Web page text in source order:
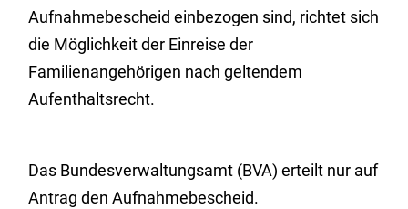
Aufnahmebescheid einbezogen sind, richtet sich
die Möglichkeit der Einreise der
Familienangehörigen nach geltendem
Aufenthaltsrecht.
Das Bundesverwaltungsamt (BVA) erteilt nur auf
Antrag den Aufnahmebescheid.